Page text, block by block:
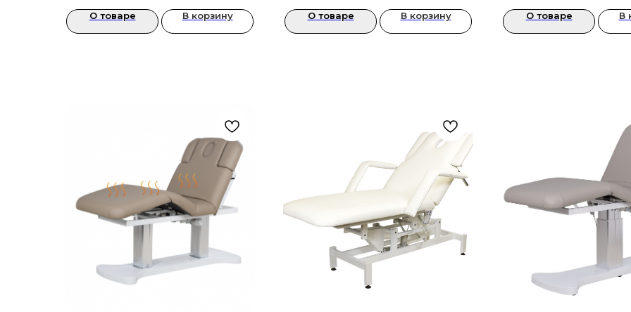
О товаре В корзину О товаре В корзину О товаре В